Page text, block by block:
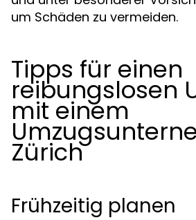
um Schäden zu vermeiden.
Tipps für einen
reibungslosen
mit einem
Zürich
Frühzeitig planen